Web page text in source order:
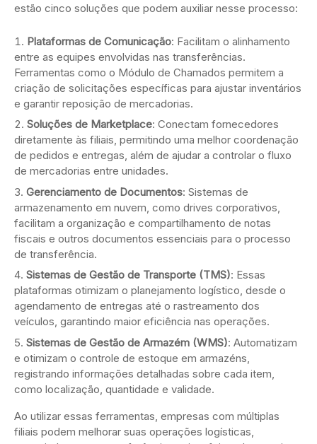
estão cinco soluções que podem auxiliar nesse processo:
Plataformas de Comunicação: Facilitam o alinhamento
entre as equipes envolvidas nas transferências.
Ferramentas como o Módulo de Chamados permitem a
criação de solicitações específicas para ajustar inventários
e garantir reposição de mercadorias.
Soluções de Marketplace: Conectam fornecedores
diretamente às filiais, permitindo uma melhor coordenação
de pedidos e entregas, além de ajudar a controlar o fluxo
de mercadorias entre unidades.
Gerenciamento de Documentos: Sistemas de
armazenamento em nuvem, como drives corporativos,
facilitam a organização e compartilhamento de notas
fiscais e outros documentos essenciais para o processo
de transferência.
Sistemas de Gestão de Transporte (TMS): Essas
plataformas otimizam o planejamento logístico, desde o
agendamento de entregas até o rastreamento dos
veículos, garantindo maior eficiência nas operações.
Sistemas de Gestão de Armazém (WMS): Automatizam
e otimizam o controle de estoque em armazéns,
registrando informações detalhadas sobre cada item,
como localização, quantidade e validade.
Ao utilizar essas ferramentas, empresas com múltiplas
filiais podem melhorar suas operações logísticas,